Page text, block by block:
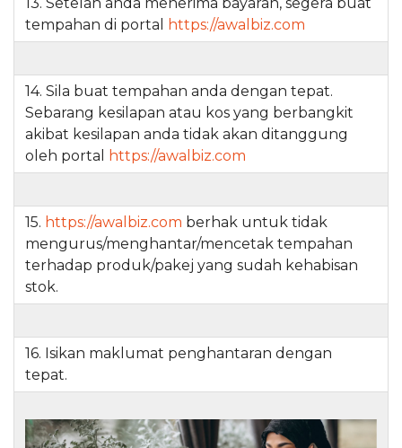
13. Setelah anda menerima bayaran, segera buat
tempahan di portal
https://awalbiz.com
14. Sila buat tempahan anda dengan tepat.
Sebarang kesilapan atau kos yang berbangkit
akibat kesilapan anda tidak akan ditanggung
oleh portal
https://awalbiz.com
15. https://awalbiz.com berhak untuk tidak
mengurus/menghantar/mencetak tempahan
terhadap produk/pakej yang sudah kehabisan
stok.
16. Isikan maklumat penghantaran dengan
tepat.